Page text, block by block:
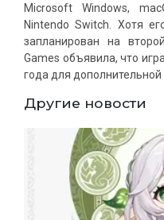
Microsoft Windows,
Nintendo Switch. Хотя
запланирован на
Games объявила, что
года для дополнительной
Другие новости